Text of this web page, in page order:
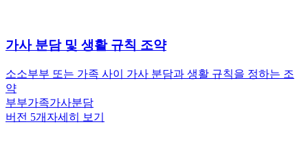
가사 분담 및 생활 규칙 조약
소소부부 또는 가족 사이 가사 분담과 생활 규칙을 정하는 조
약
부부가족가사분담
버전 5개 자세히 보기